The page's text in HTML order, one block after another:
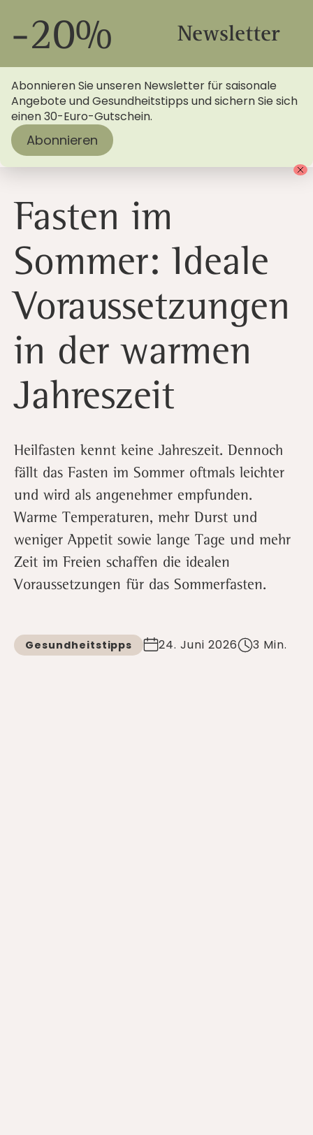
Startseite>Blog> Fasten im Sommer - Vorteile
entdecken!
Fasten im
Sommer: Ideale
Voraussetzungen
in der warmen
Jahreszeit
Heilfasten kennt keine Jahreszeit. Dennoch
fällt das Fasten im Sommer oftmals leichter
und wird als angenehmer empfunden.
Warme Temperaturen, mehr Durst und
weniger Appetit sowie lange Tage und mehr
Zeit im Freien schaffen die idealen
Voraussetzungen für das Sommerfasten.
Gesundheitstipps 24. Juni 2026 3 Min.
-20% Newsletter
Abonnieren Sie unseren Newsletter für saisonale
Angebote und Gesundheitstipps und sichern Sie sich
einen 30-Euro-Gutschein.
Abonnieren